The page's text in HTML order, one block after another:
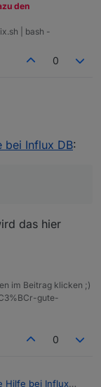
$ sudo apt-
debian
debian-
oss/
oss/
kB/s)
Done
Done
Unit
$ iob start
$
den
| bash -
0
an. Ich hab nur
der Quelle kann
bei Influx DB:
das hier
im Beitrag klicken ;)
gute-
0
Hilfe bei Influx